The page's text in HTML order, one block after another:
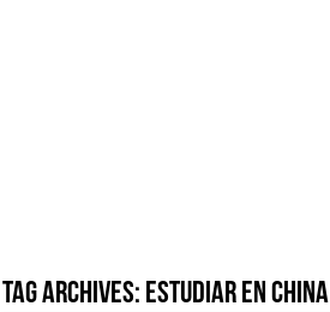
Tag Archives: Estudiar en China